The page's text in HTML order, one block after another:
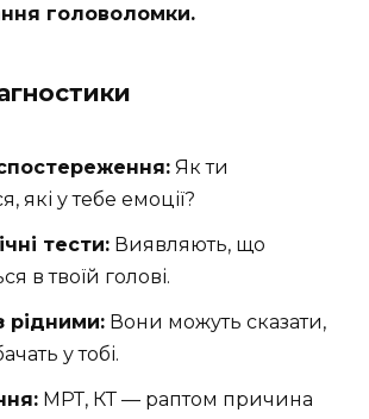
головоломки.
Як ти
які у тебе емоції?
тести: Виявляють, що
в твоїй голові.
рідними: Вони можуть сказати,
у тобі.
МРТ, КТ — раптом причина